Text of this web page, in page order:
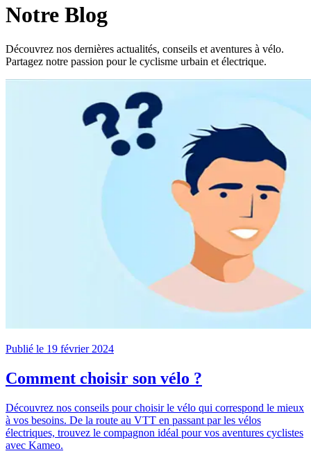
Notre Blog
Découvrez nos dernières actualités, conseils et aventures à vélo.
Partagez notre passion pour le cyclisme urbain et électrique.
Publié le 19 février 2024
Comment choisir son vélo ?
Découvrez nos conseils pour choisir le vélo qui correspond le mieux
à vos besoins. De la route au VTT en passant par les vélos
électriques, trouvez le compagnon idéal pour vos aventures cyclistes
avec Kameo.